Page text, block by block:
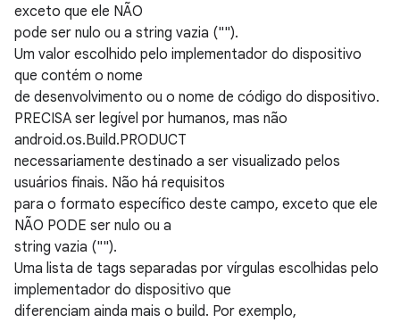
exceto que ele NÃO
pode ser nulo ou a string vazia ("").
Um valor escolhido pelo implementador do dispositivo
que contém o nome
de desenvolvimento ou o nome de código do dispositivo.
PRECISA ser legível por humanos, mas não
android.os.Build.PRODUCT
necessariamente destinado a ser visualizado pelos
usuários finais. Não há requisitos
para o formato específico deste campo, exceto que ele
NÃO PODE ser nulo ou a
string vazia ("").
Uma lista de tags separadas por vírgulas escolhidas pelo
implementador do dispositivo que
diferenciam ainda mais o build. Por exemplo,